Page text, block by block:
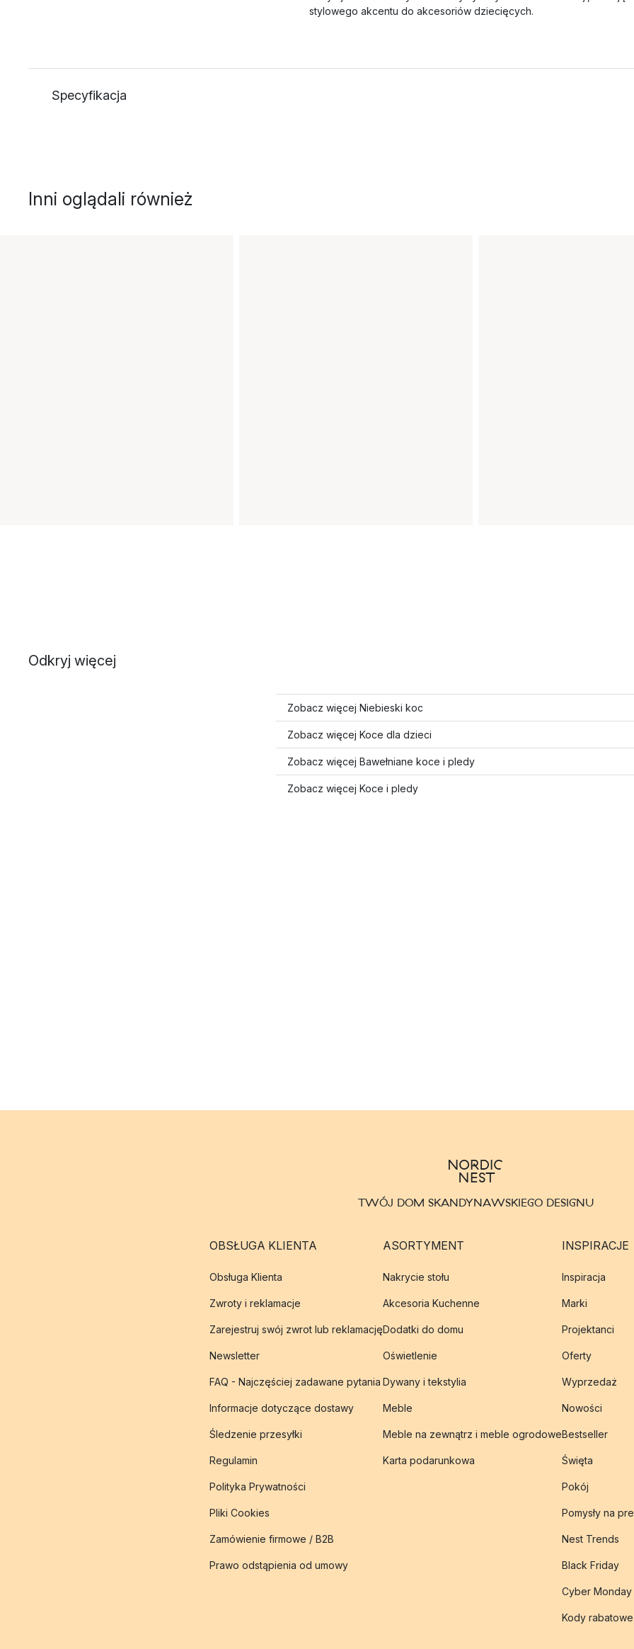
stylowego akcentu do akcesoriów dziecięcych.
Specyfikacja
Inni oglądali również
Odkryj więcej
Zobacz więcej Niebieski koc
Zobacz więcej Koce dla dzieci
Zobacz więcej Bawełniane koce i pledy
Zobacz więcej Koce i pledy
TWÓJ DOM SKANDYNAWSKIEGO DESIGNU
OBSŁUGA KLIENTA
Obsługa Klienta
Zwroty i reklamacje
Zarejestruj swój zwrot lub reklamację
Newsletter
FAQ - Najczęściej zadawane pytania
Informacje dotyczące dostawy
Śledzenie przesyłki
Regulamin
Polityka Prywatności
Pliki Cookies
Zamówienie firmowe / B2B
Prawo odstąpienia od umowy
ASORTYMENT
Nakrycie stołu
Akcesoria Kuchenne
Dodatki do domu
Oświetlenie
Dywany i tekstylia
Meble
Meble na zewnątrz i meble ogrodowe
Karta podarunkowa
INSPIRACJE
Inspiracja
Marki
Projektanci
Oferty
Wyprzedaż
Nowości
Bestseller
Święta
Pokój
Pomysły na
Nest Trends
Black Friday
Cyber Monday
Kody rabatowe